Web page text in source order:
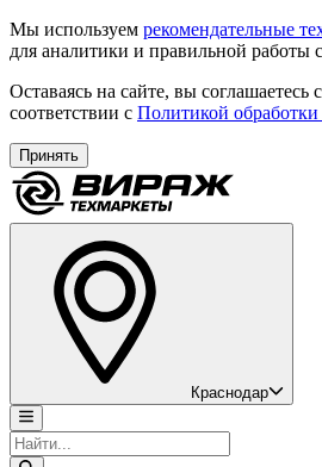
Мы используем рекомендательные
для аналитики и правильной работы
Оставаясь на сайте, вы соглашаетесь
соответствии с Политикой
Принять
Краснодар